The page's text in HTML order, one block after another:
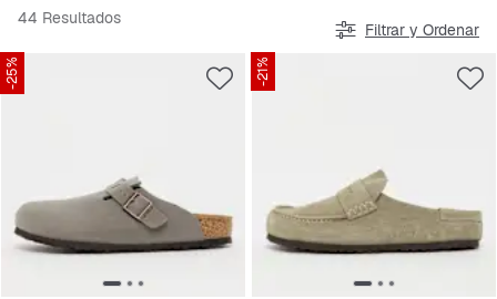
44 Resultados
Filtrar y Ordenar
-25% -21%